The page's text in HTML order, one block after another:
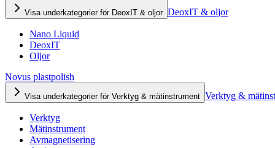
Visa underkategorier för DeoxIT & oljor DeoxIT & oljor
Nano Liquid
DeoxIT
Oljor
Novus plastpolish
Visa underkategorier för Verktyg & mätinstrument Verktyg &
Verktyg
Mätinstrument
Avmagnetisering